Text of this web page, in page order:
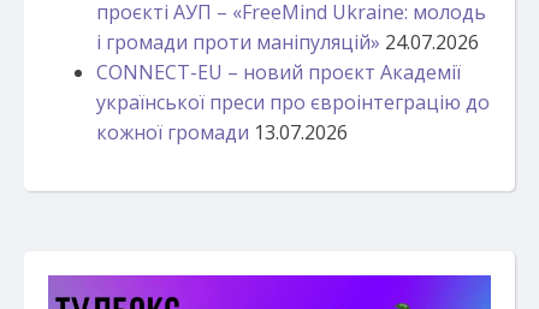
проєкті АУП – «FreeMind Ukraine: молодь
і громади проти маніпуляцій» 24.07.2026
CONNECT-EU – новий проєкт Академії
української преси про євроінтеграцію до
кожної громади 13.07.2026